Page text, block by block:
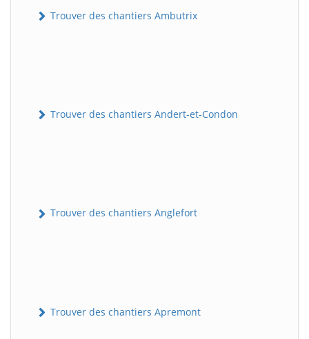
Trouver des chantiers Ambutrix
Trouver des chantiers Andert-et-Condon
Trouver des chantiers Anglefort
Trouver des chantiers Apremont